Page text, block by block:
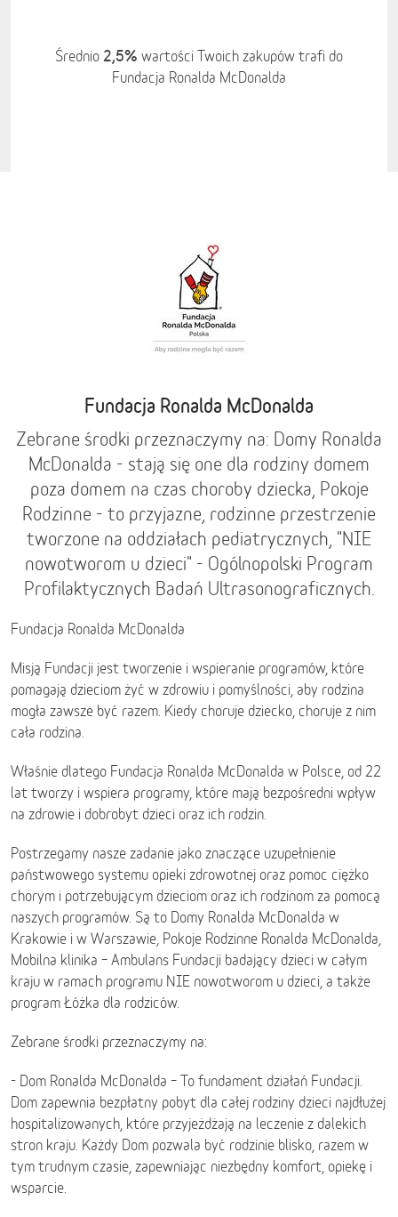
Średnio 2,5% wartości Twoich zakupów trafi do
Fundacja Ronalda McDonalda
Fundacja Ronalda McDonalda
Zebrane środki przeznaczymy na: Domy Ronalda
McDonalda - stają się one dla rodziny domem
poza domem na czas choroby dziecka, Pokoje
Rodzinne - to przyjazne, rodzinne przestrzenie
tworzone na oddziałach pediatrycznych, "NIE
nowotworom u dzieci" - Ogólnopolski Program
Profilaktycznych Badań Ultrasonograficznych.
Fundacja Ronalda McDonalda
Misją Fundacji jest tworzenie i wspieranie programów, które
pomagają dzieciom żyć w zdrowiu i pomyślności, aby rodzina
mogła zawsze być razem. Kiedy choruje dziecko, choruje z nim
cała rodzina.
Właśnie dlatego Fundacja Ronalda McDonalda w Polsce, od 22
lat tworzy i wspiera programy, które mają bezpośredni wpływ
na zdrowie i dobrobyt dzieci oraz ich rodzin.
Postrzegamy nasze zadanie jako znaczące uzupełnienie
państwowego systemu opieki zdrowotnej oraz pomoc ciężko
chorym i potrzebującym dzieciom oraz ich rodzinom za pomocą
naszych programów. Są to Domy Ronalda McDonalda w
Krakowie i w Warszawie, Pokoje Rodzinne Ronalda McDonalda,
Mobilna klinika – Ambulans Fundacji badający dzieci w całym
kraju w ramach programu NIE nowotworom u dzieci, a także
program Łóżka dla rodziców.
Zebrane środki przeznaczymy na:
- Dom Ronalda McDonalda – To fundament działań Fundacji.
Dom zapewnia bezpłatny pobyt dla całej rodziny dzieci najdłużej
hospitalizowanych, które przyjeżdżają na leczenie z dalekich
stron kraju. Każdy Dom pozwala być rodzinie blisko, razem w
tym trudnym czasie, zapewniając niezbędny komfort, opiekę i
wsparcie.